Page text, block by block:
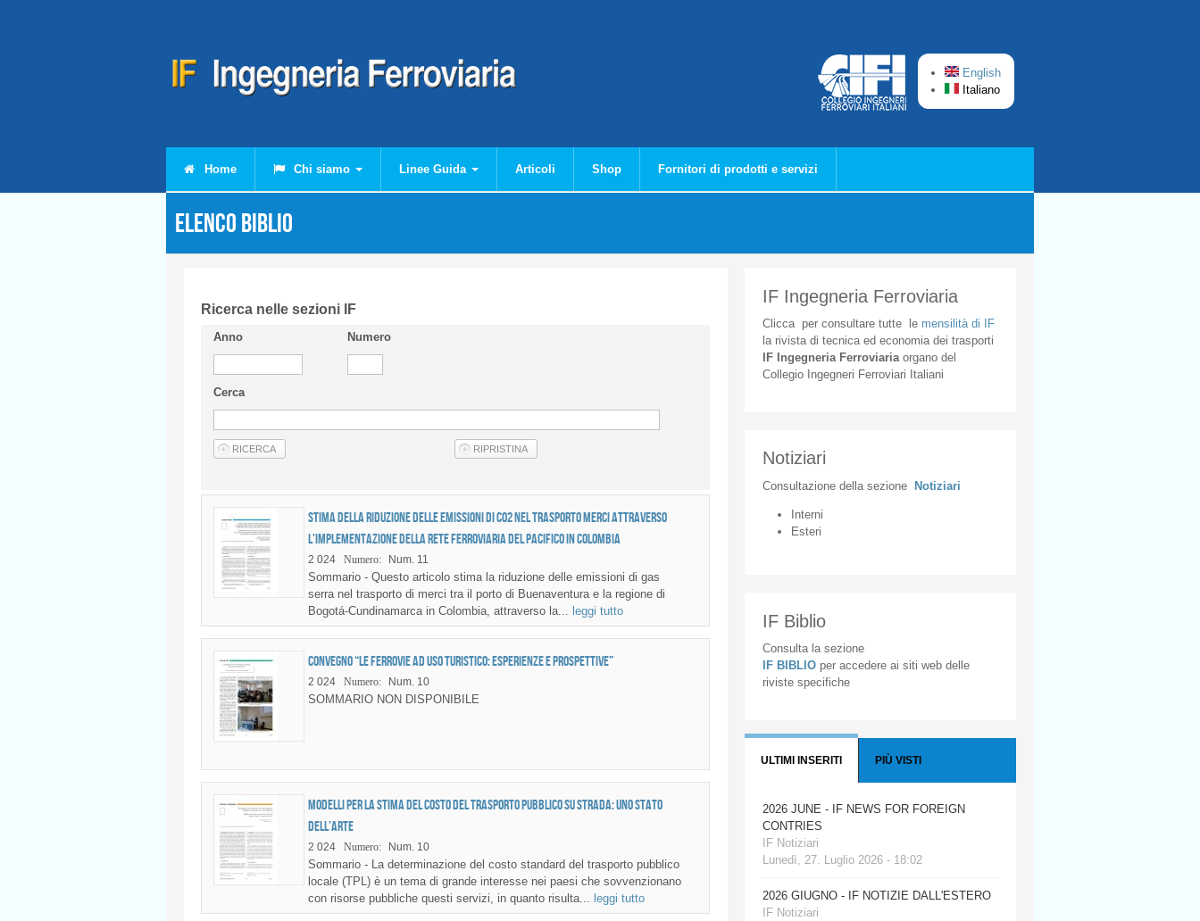
English
Italiano
Home Chi siamo Linee Guida Articoli Shop Fornitori di prodotti e servizi
Elenco Biblio
Ricerca nelle sezioni IF
Anno Numero
Cerca
Stima della riduzione delle emissioni di CO2 nel trasporto merci attraverso
l'implementazione della Rete ferroviaria del Pacifico in Colombia
2 024 Numero: Num. 11
Sommario - Questo articolo stima la riduzione delle emissioni di gas
serra nel trasporto di merci tra il porto di Buenaventura e la regione di
Bogotá-Cundinamarca in Colombia, attraverso la...
leggi tutto
Convegno “Le ferrovie ad uso turistico: esperienze e prospettive”
2 024 Numero: Num. 10
SOMMARIO NON DISPONIBILE
Modelli per la stima del costo del trasporto pubblico su strada: uno stato
dell’arte
2 024 Numero: Num. 10
Sommario - La determinazione del costo standard del trasporto pubblico
locale (TPL) è un tema di grande interesse nei paesi che sovvenzionano
con risorse pubbliche questi servizi, in quanto risulta...
leggi tutto
IF Ingegneria Ferroviaria
Cliccaper consultare tuttele mensilità di IF
la rivista di tecnica ed economia dei trasporti
IF Ingegneria Ferroviaria organodel
Collegio
Ingegneri Ferroviari Italiani
Notiziari
Consultazione della sezione Notiziari
Interni
Esteri
IF Biblio
Consulta la sezione
IF BIBLIO per accedere ai siti web delle
riviste specifiche
ULTIMI INSERITI PIÙ VISTI
2026 JUNE - IF NEWS FOR FOREIGN
CONTRIES
IF Notiziari
Lunedì, 27. Luglio 2026 - 18:02
2026 GIUGNO - IF NOTIZIE DALL'ESTERO
IF Notiziari